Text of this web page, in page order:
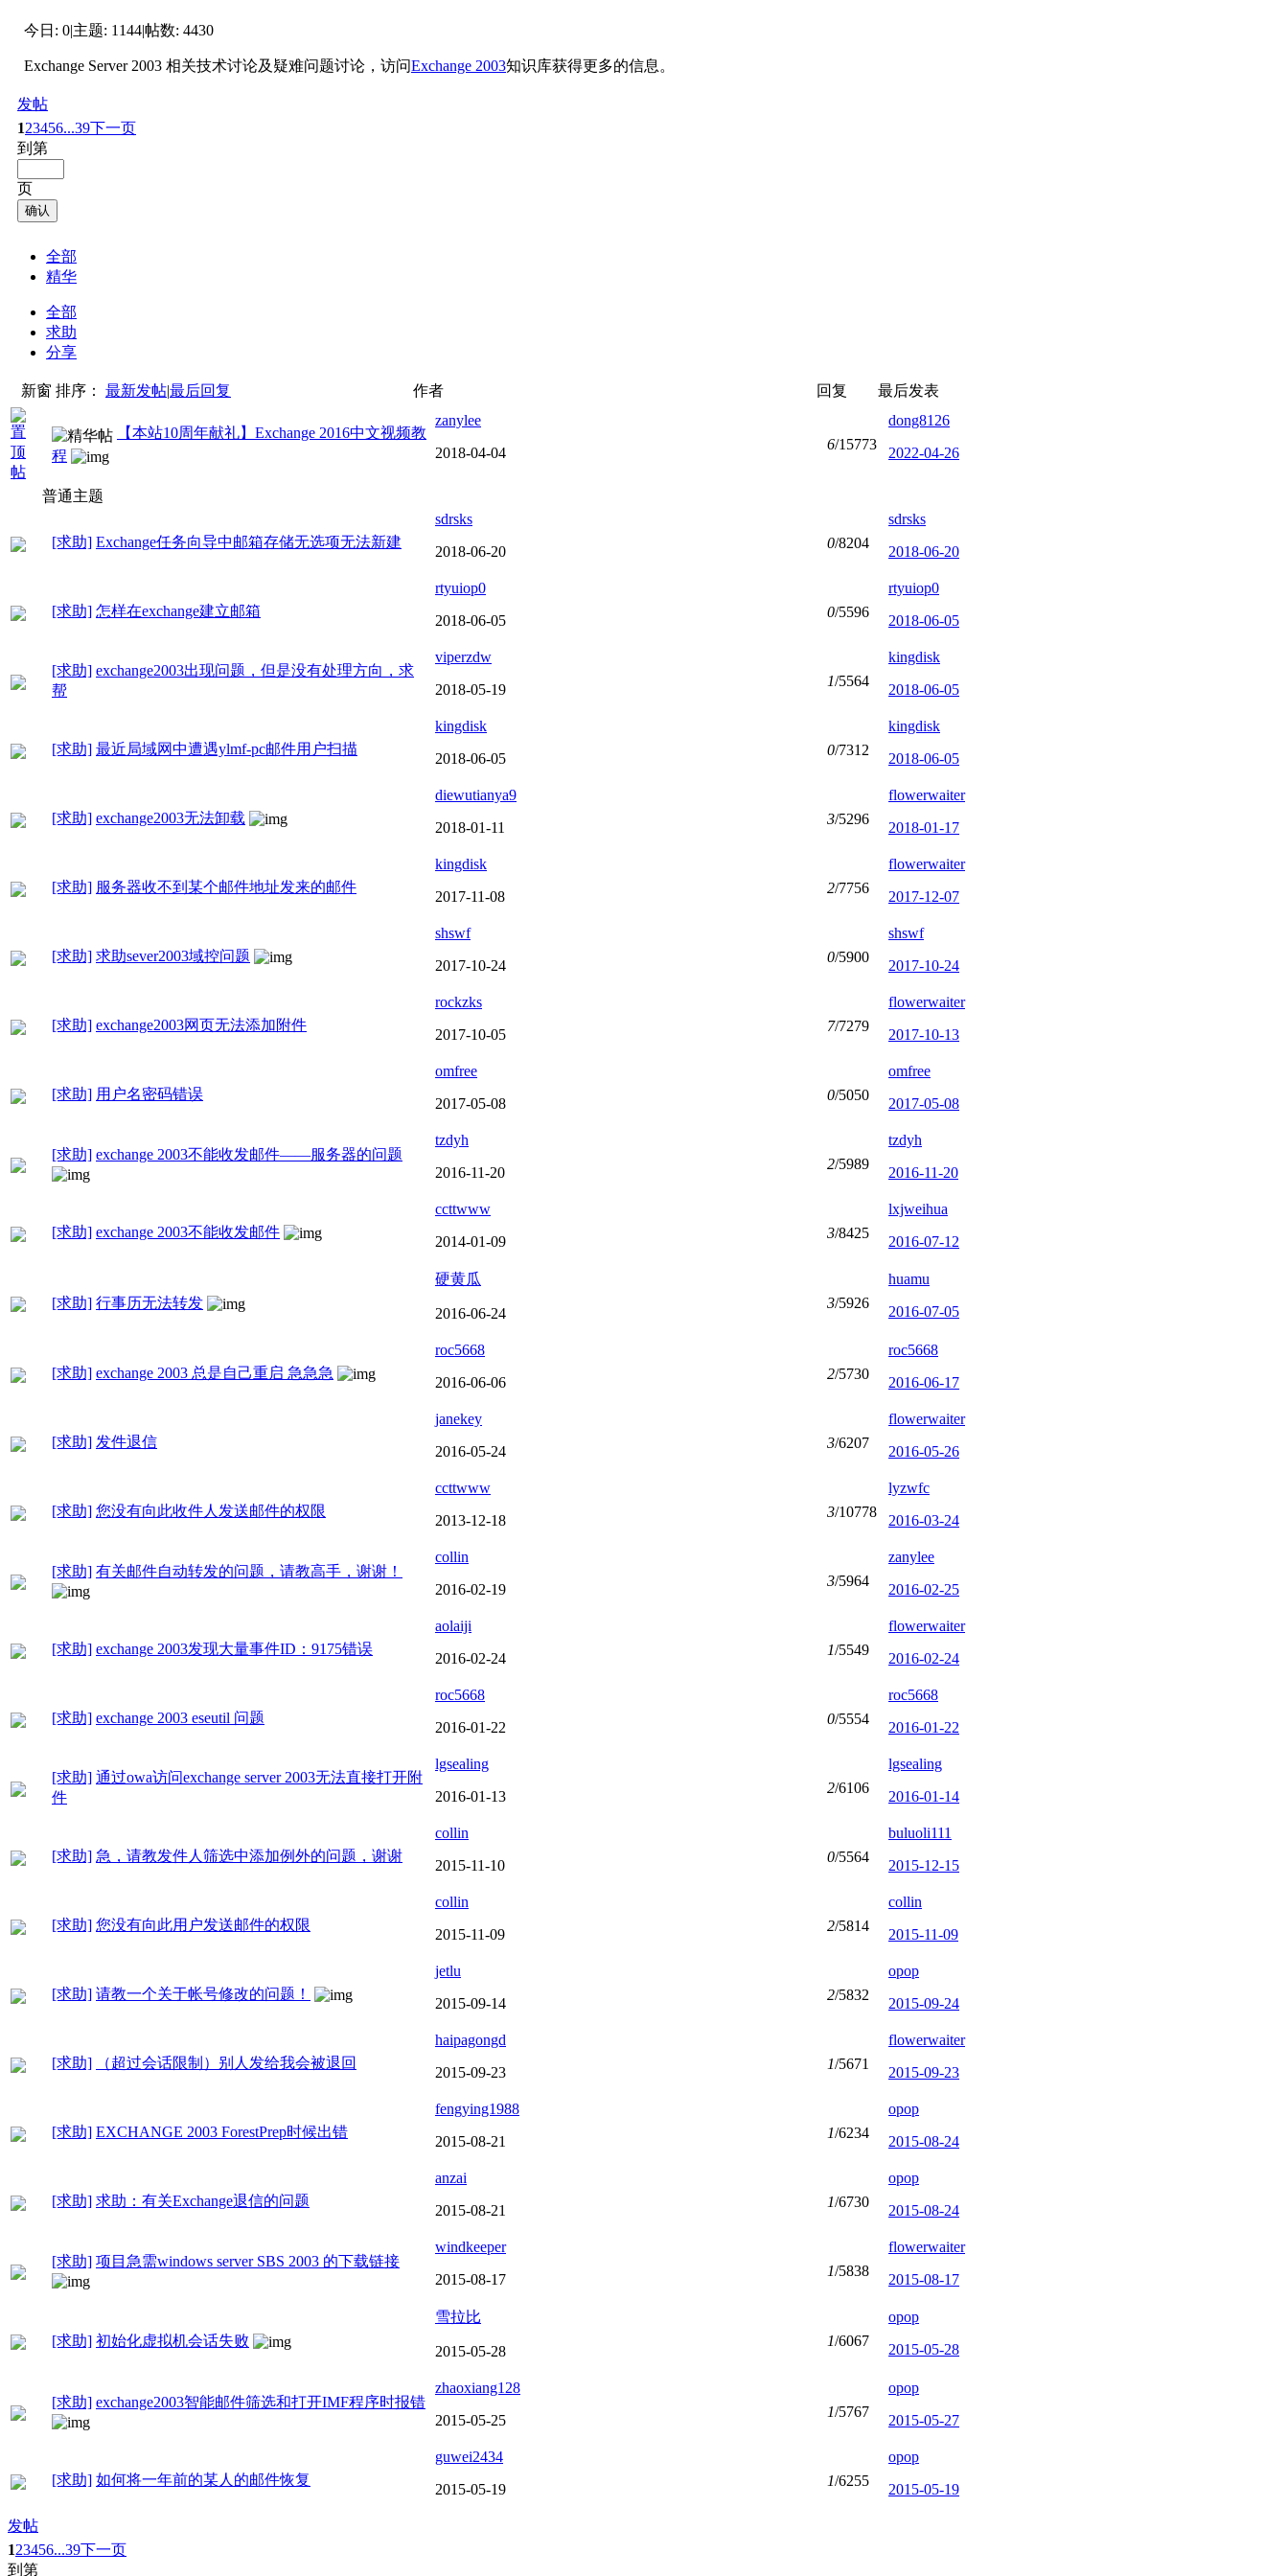
今日: 0|主题: 1144|帖数: 4430
Exchange Server 2003 相关技术讨论及疑难问题讨论，访问Exchange 2003知识库获得更多的信息。
发帖
123456...39下一页
到第
页
确认
全部
精华
全部
求助
分享
新窗 排序： 最新发帖|最后回复 作者 回复 最后发表
【本站10周年献礼】Exchange 2016中文视频教
程
zanylee
2018-04-04
6/15773
dong8126
2022-04-26
普通主题
[求助] Exchange任务向导中邮箱存储无选项无法新建
sdrsks
2018-06-20
0/8204
sdrsks
2018-06-20
[求助] 怎样在exchange建立邮箱
rtyuiop0
2018-06-05
0/5596
rtyuiop0
2018-06-05
[求助] exchange2003出现问题，但是没有处理方向，求
帮
viperzdw
2018-05-19
1/5564
kingdisk
2018-06-05
[求助] 最近局域网中遭遇ylmf-pc邮件用户扫描
kingdisk
2018-06-05
0/7312
kingdisk
2018-06-05
[求助] exchange2003无法卸载
diewutianya9
2018-01-11
3/5296
flowerwaiter
2018-01-17
[求助] 服务器收不到某个邮件地址发来的邮件
kingdisk
2017-11-08
2/7756
flowerwaiter
2017-12-07
[求助] 求助sever2003域控问题
shswf
2017-10-24
0/5900
shswf
2017-10-24
[求助] exchange2003网页无法添加附件
rockzks
2017-10-05
7/7279
flowerwaiter
2017-10-13
[求助] 用户名密码错误
omfree
2017-05-08
0/5050
omfree
2017-05-08
[求助] exchange 2003不能收发邮件——服务器的问题
tzdyh
2016-11-20
2/5989
tzdyh
2016-11-20
[求助] exchange 2003不能收发邮件
ccttwww
2014-01-09
3/8425
lxjweihua
2016-07-12
[求助] 行事历无法转发
硬黄瓜
2016-06-24
3/5926
huamu
2016-07-05
[求助] exchange 2003 总是自己重启 急急急
roc5668
2016-06-06
2/5730
roc5668
2016-06-17
[求助] 发件退信
janekey
2016-05-24
3/6207
flowerwaiter
2016-05-26
[求助] 您没有向此收件人发送邮件的权限
ccttwww
2013-12-18
3/10778
lyzwfc
2016-03-24
[求助] 有关邮件自动转发的问题，请教高手，谢谢！
collin
2016-02-19
3/5964
zanylee
2016-02-25
[求助] exchange 2003发现大量事件ID：9175错误
aolaiji
2016-02-24
1/5549
flowerwaiter
2016-02-24
[求助] exchange 2003 eseutil 问题
roc5668
2016-01-22
0/5554
roc5668
2016-01-22
[求助] 通过owa访问exchange server 2003无法直接打开附
件
lgsealing
2016-01-13
2/6106
lgsealing
2016-01-14
[求助] 急，请教发件人筛选中添加例外的问题，谢谢
collin
2015-11-10
0/5564
buluoli111
2015-12-15
[求助] 您没有向此用户发送邮件的权限
collin
2015-11-09
2/5814
collin
2015-11-09
[求助] 请教一个关于帐号修改的问题！
jetlu
2015-09-14
2/5832
opop
2015-09-24
[求助] （超过会话限制）别人发给我会被退回
haipagongd
2015-09-23
1/5671
flowerwaiter
2015-09-23
[求助] EXCHANGE 2003 ForestPrep时候出错
fengying1988
2015-08-21
1/6234
opop
2015-08-24
[求助] 求助：有关Exchange退信的问题
anzai
2015-08-21
1/6730
opop
2015-08-24
[求助] 项目急需windows server SBS 2003 的下载链接
windkeeper
2015-08-17
1/5838
flowerwaiter
2015-08-17
[求助] 初始化虚拟机会话失败
雪拉比
2015-05-28
1/6067
opop
2015-05-28
[求助] exchange2003智能邮件筛选和打开IMF程序时报错
zhaoxiang128
2015-05-25
1/5767
opop
2015-05-27
[求助] 如何将一年前的某人的邮件恢复
guwei2434
2015-05-19
1/6255
opop
2015-05-19
发帖
123456...39下一页
到第